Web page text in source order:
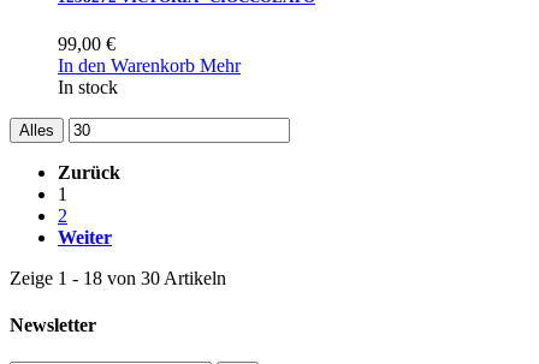
99,00 €
In den Warenkorb Mehr
In stock
Alles
Zurück
1
2
Weiter
Zeige 1 - 18 von 30 Artikeln
Newsletter